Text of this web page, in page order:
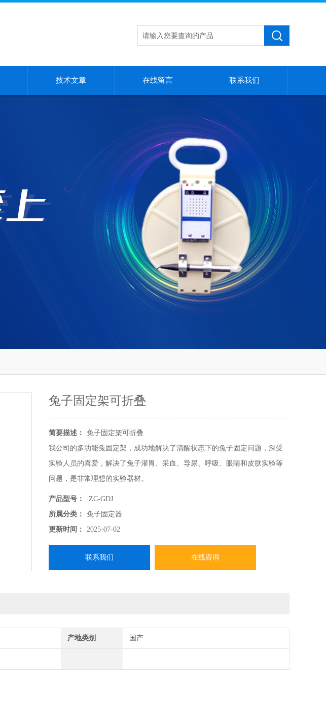
技术文章 在线留言 联系我们
兔子固定架可折叠
简要描述：
兔子固定架可折叠
我公司的多功能兔固定架，成功地解决了清醒状态下的兔子固定问题，深受
实验人员的喜爱，解决了兔子灌胃、采血、导尿、呼吸、眼睛和皮肤实验等
问题，是非常理想的实验器材。
产品型号：
ZC-GDJ
所属分类：
兔子固定器
更新时间：
2025-07-02
联系我们 在线咨询
产地类别 国产